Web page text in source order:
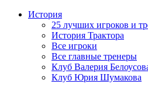
История
25 лучших игроков и
История Трактора
Все игроки
Все главные тренеры
Клуб Валерия
Клуб Юрия Шумакова